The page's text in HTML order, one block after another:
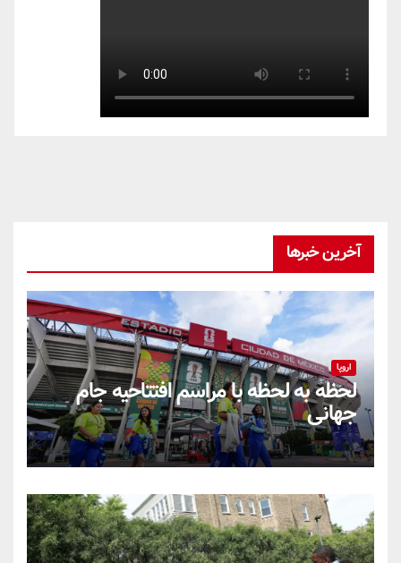
آخرین خبرها
اروپا
لحظه به لحظه با مراسم افتتاحیه جام
جهانی